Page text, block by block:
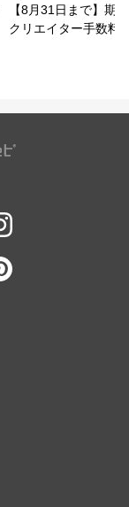
【8月31日まで】期
クリエイター手数料